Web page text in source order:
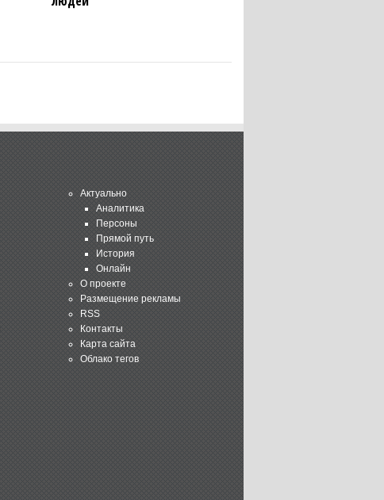
Актуально
Аналитика
Персоны
Прямой путь
История
Онлайн
О проекте
Размещение рекламы
RSS
Контакты
Карта сайта
Облако тегов